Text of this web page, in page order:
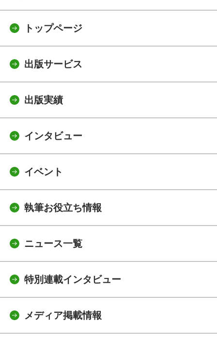
トップページ
出版サービス
出版実績
インタビュー
イベント
執筆お役立ち情報
ニュース一覧
特別連載インタビュー
メディア掲載情報